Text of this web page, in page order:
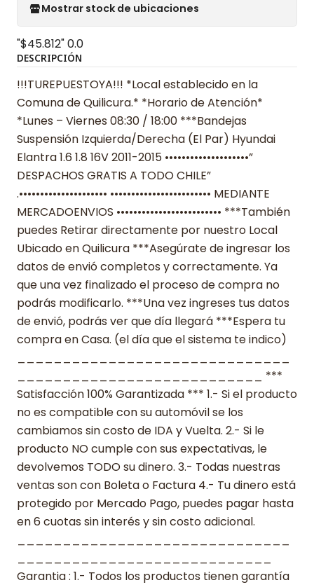
Mostrar stock de ubicaciones
"$45.812"0.0
DESCRIPCIÓN
!!!TUREPUESTOYA!!! *Local establecido en la
Comuna de Quilicura.* *Horario de Atención*
*Lunes – Viernes 08:30 / 18:00 ***Bandejas
Suspensión Izquierda/Derecha (El Par) Hyundai
Elantra 1.6 1.8 16V 2011-2015 ••••••••••••••••••••”
DESPACHOS GRATIS A TODO CHILE”
.••••••••••••••••••••• •••••••••••••••••••••••• MEDIANTE
MERCADOENVIOS ••••••••••••••••••••••••• ***También
puedes Retirar directamente por nuestro Local
Ubicado en Quilicura ***Asegúrate de ingresar los
datos de envió completos y correctamente. Ya
que una vez finalizado el proceso de compra no
podrás modificarlo. ***Una vez ingreses tus datos
de envió, podrás ver que día llegará ***Espera tu
compra en Casa. (el día que el sistema te indico)
___________________________ ***
Satisfacción 100% Garantizada *** 1.- Si el producto
no es compatible con su automóvil se los
cambiamos sin costo de IDA y Vuelta. 2.- Si le
producto NO cumple con sus expectativas, le
devolvemos TODO su dinero. 3.- Todas nuestras
ventas son con Boleta o Factura 4.- Tu dinero está
protegido por Mercado Pago, puedes pagar hasta
en 6 cuotas sin interés y sin costo adicional.
Garantia : 1.- Todos los productos tienen garantía